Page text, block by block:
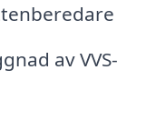
av VVS-